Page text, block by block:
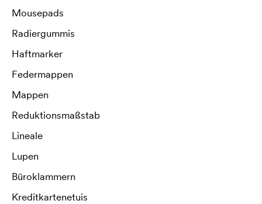
Mousepads
Radiergummis
Haftmarker
Federmappen
Mappen
Reduktionsmaßstab
Lineale
Lupen
Büroklammern
Kreditkartenetuis